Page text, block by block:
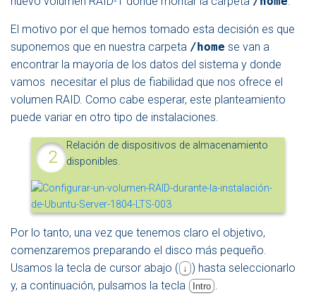
El motivo por el que hemos tomado esta decisión es que
suponemos que en nuestra carpeta /home se van a
encontrar la mayoría de los datos del sistema y donde
vamos necesitar el plus de fiabilidad que nos ofrece el
volumen RAID. Como cabe esperar, este planteamiento
puede variar en otro tipo de instalaciones.
Relación de dispositivos de almacenamiento
disponibles.
Por lo tanto, una vez que tenemos claro el objetivo,
comenzaremos preparando el disco más pequeño.
Usamos la tecla de cursor abajo ( ↓ ) hasta seleccionarlo
y, a continuación, pulsamos la tecla
Intro